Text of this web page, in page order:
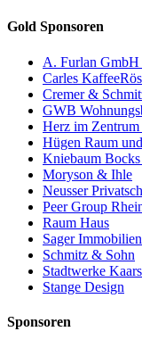
Gold Sponsoren
A. Furlan GmbH
Carles
Cremer &
GWB
Herz im
Hügen Raum
Kniebaum
Moryson & Ihle
Neusser
Peer Group
Raum Haus
Sager Immobilien
Schmitz & Sohn
Stadtwerke
Stange Design
Sponsoren